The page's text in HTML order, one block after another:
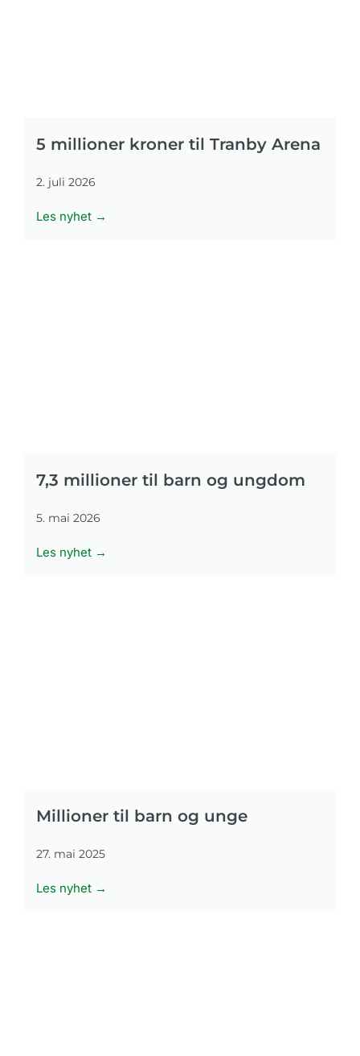
5 millioner kroner til Tranby Arena
2. juli 2026
Les nyhet →
7,3 millioner til barn og ungdom
5. mai 2026
Les nyhet →
Millioner til barn og unge
27. mai 2025
Les nyhet →